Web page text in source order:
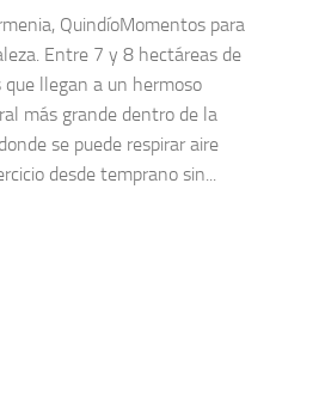
QuindíoMomentos para
Entre 7 y 8 hectáreas de
que llegan a un hermoso
más grande dentro de la
se puede respirar aire
desde temprano sin...